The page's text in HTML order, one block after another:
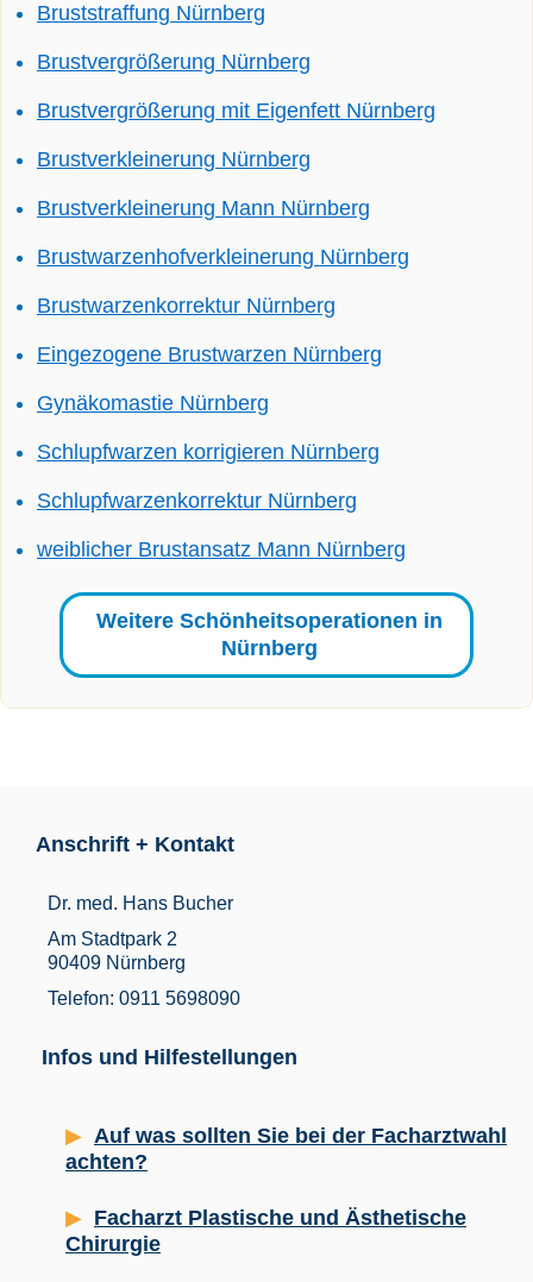
Bruststraffung Nürnberg
Brustvergrößerung Nürnberg
Brustvergrößerung mit Eigenfett Nürnberg
Brustverkleinerung Nürnberg
Brustverkleinerung Mann Nürnberg
Brustwarzenhofverkleinerung Nürnberg
Brustwarzenkorrektur Nürnberg
Eingezogene Brustwarzen Nürnberg
Gynäkomastie Nürnberg
Schlupfwarzen korrigieren Nürnberg
Schlupfwarzenkorrektur Nürnberg
weiblicher Brustansatz Mann Nürnberg
Weitere Schönheitsoperationen in
Nürnberg
Anschrift + Kontakt
Dr. med. Hans Bucher
Am Stadtpark 2
90409 Nürnberg
Telefon: 0911 5698090
Infos und Hilfestellungen
Auf was sollten Sie bei der Facharztwahl
achten?
Facharzt Plastische und Ästhetische
Chirurgie